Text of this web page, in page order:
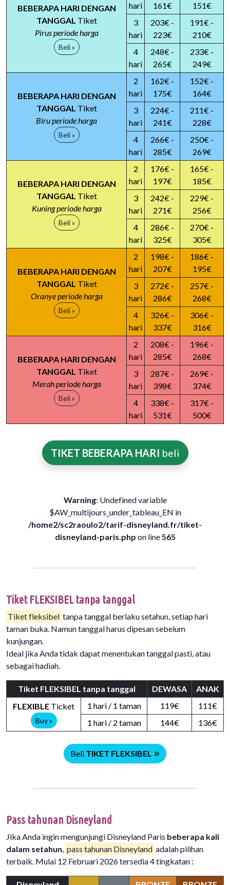
BEBERAPA HARI DENGAN
TANGGAL Tiket
Pirus periode harga
Beli »
hari
161€
151€
3
hari
203€ -
223€
191€ -
210€
4
hari
248€ -
265€
233€ -
249€
BEBERAPA HARI DENGAN
TANGGAL Tiket
Biru periode harga
Beli »
2
hari
162€ -
175€
152€ -
164€
3
hari
224€ -
241€
211€ -
228€
4
hari
266€ -
285€
250€ -
269€
BEBERAPA HARI DENGAN
TANGGAL Tiket
Kuning periode harga
Beli »
2
hari
176€ -
197€
165€ -
185€
3
hari
242€ -
271€
229€ -
256€
4
hari
286€ -
325€
270€ -
305€
BEBERAPA HARI DENGAN
TANGGAL Tiket
Oranye periode harga
Beli »
2
hari
198€ -
207€
186€ -
195€
3
hari
272€ -
286€
257€ -
268€
4
hari
326€ -
337€
306€ -
316€
BEBERAPA HARI DENGAN
TANGGAL Tiket
Merah periode harga
Beli »
2
hari
208€ -
285€
196€ -
268€
3
hari
287€ -
398€
269€ -
374€
4
hari
338€ -
531€
317€ -
500€
TIKET BEBERAPA HARI beli
Warning: Undefined variable
$AW_multijours_under_tableau_EN in
/home2/sc2raoulo2/tarif-disneyland.fr/tiket-
disneyland-paris.php on line565
Tiket FLEKSIBEL tanpa tanggal
Tiket fleksibel tanpa tanggal berlaku setahun, setiap hari
taman buka. Namun tanggal harus dipesan sebelum
kunjungan.
Ideal jika Anda tidak dapat menentukan tanggal pasti, atau
sebagai hadiah.
Tiket FLEKSIBEL tanpa tanggal DEWASA
ANAK
FLEXIBLE Ticket
Buy »
1 hari / 1 taman 119€
111€
1 hari / 2 taman
144€ 136€
Beli TIKET FLEKSIBEL
Pass tahunan Disneyland
Jika Anda ingin mengunjungi Disneyland Paris beberapa kali
dalam setahun, pass tahunan Disneyland adalah pilihan
terbaik. Mulai 12 Februari 2026 tersedia 4 tingkatan :